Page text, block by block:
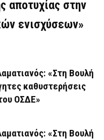
αποτυχίας στην
ενισχύσεων»
«Στη Βουλή
καθυστερήσεις
ΟΣΔΕ»
«Στη Βουλή